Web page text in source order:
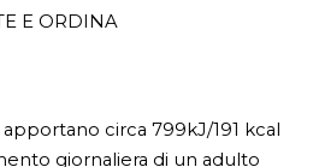
E ORDINA
circa 799kJ/191 kcal
giornaliera di un adulto